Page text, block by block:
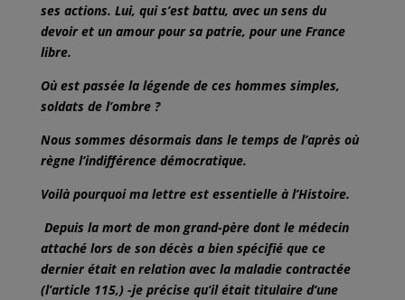
ses actions. Lui, qui s’est battu, avec un sens du
devoir et un amour pour sa patrie, pour une France
libre.
Où est passée la légende de ces hommes simples,
soldats de l’ombre ?
Nous sommes désormais dans le temps de l’après où
règne l’indifférence démocratique.
Voilà pourquoi ma lettre est essentielle à l’Histoire.
Depuis la mort de mon grand-père dont le médecin
attaché lors de son décès a bien spécifié que ce
dernier était en relation avec la maladie contractée
(l’article 115,) -je précise qu’il était titulaire d’une